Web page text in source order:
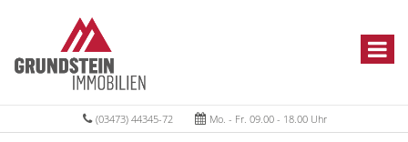
(03473) 44345-72 Mo. - Fr. 09.00 - 18.00 Uhr